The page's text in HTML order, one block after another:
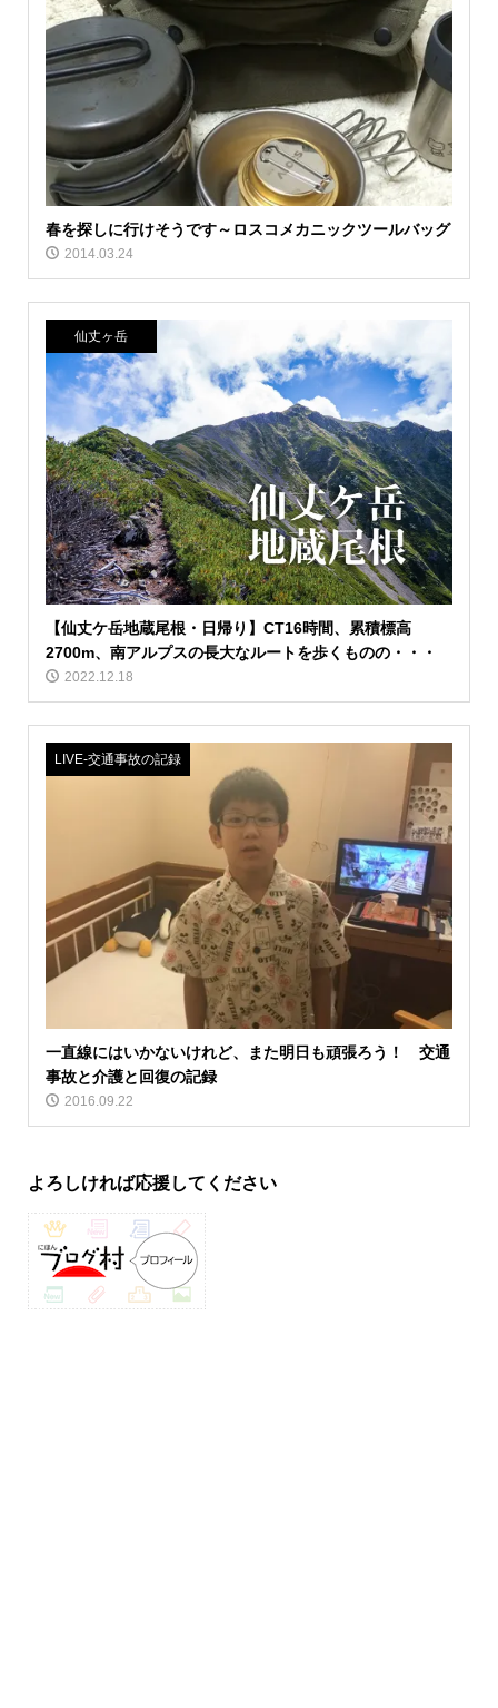
春を探しに行けそうです～ロスコメカニックツールバッグ
2014.03.24
仙丈ヶ岳
【仙丈ケ岳地蔵尾根・日帰り】CT16時間、累積標高
2700m、南アルプスの長大なルートを歩くものの・・・
2022.12.18
LIVE‐交通事故の記録
一直線にはいかないけれど、また明日も頑張ろう！ 交通
事故と介護と回復の記録
2016.09.22
よろしければ応援してください